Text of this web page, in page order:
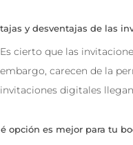
y desventajas de las
Es cierto que las
embargo, carecen de la
invitaciones digitales
opción es mejor para tu